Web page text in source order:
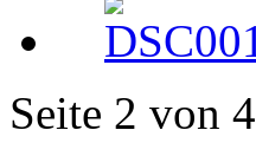
Seite 2 von 4